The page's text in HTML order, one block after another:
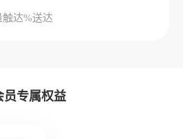
达%送达
员专属权益